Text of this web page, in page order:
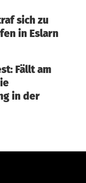
sich zu
in Eslarn
Fällt am
in der